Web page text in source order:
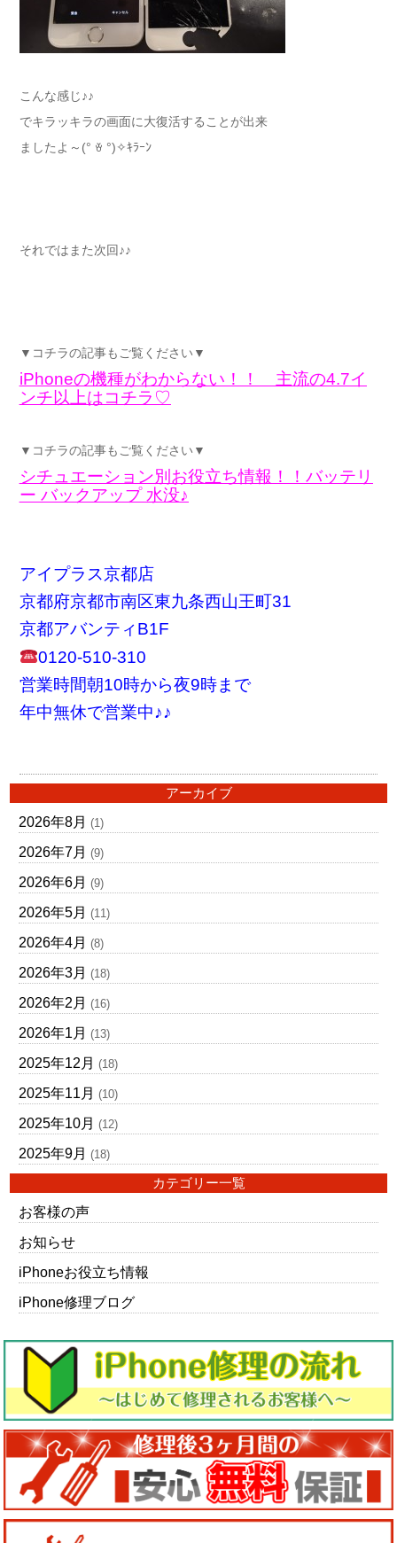
こんな感じ♪♪
でキラッキラの画面に大復活することが出来
ましたよ～(° ꈊ °)✧ｷﾗｰﾝ
それではまた次回♪♪
▼コチラの記事もご覧ください▼
iPhoneの機種がわからない！！ 主流の4.7イ
ンチ以上はコチラ♡
▼コチラの記事もご覧ください▼
シチュエーション別お役立ち情報！！バッテリ
ー バックアップ 水没♪
アイプラス京都店
京都府京都市南区東九条西山王町31
京都アバンティB1F
0120-510-310
営業時間朝10時から夜9時まで
年中無休で営業中♪♪
アーカイブ
2026年8月 (1)
2026年7月 (9)
2026年6月 (9)
2026年5月 (11)
2026年4月 (8)
2026年3月 (18)
2026年2月 (16)
2026年1月 (13)
2025年12月 (18)
2025年11月 (10)
2025年10月 (12)
2025年9月 (18)
カテゴリー一覧
お客様の声
お知らせ
iPhoneお役立ち情報
iPhone修理ブログ